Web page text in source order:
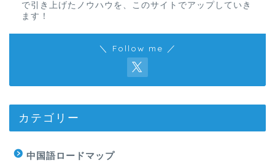
で引き上げたノウハウを、このサイトでアップしていき
ます！
＼ Follow me ／
カテゴリー
中国語ロードマップ